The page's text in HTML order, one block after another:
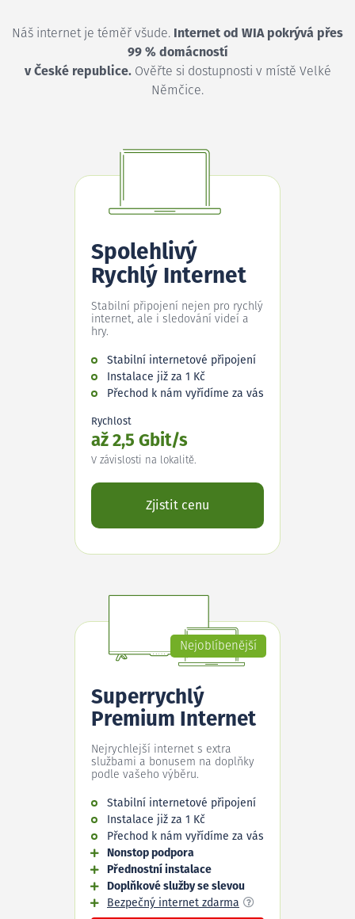
Náš internet je téměř všude. Internet od WIA pokrývá přes
99 % domácností
v České republice.Ověřte si dostupnosti v místě Velké
Němčice.
Spolehlivý
Rychlý Internet
Stabilní připojení nejen pro rychlý
internet, ale i sledování videí a
hry.
Stabilní internetové připojení
Instalace již za 1 Kč
Přechod k nám vyřídíme za vás
Rychlost
až 2,5 Gbit/s
V závislosti na lokalitě.
Zjistit cenu
Nejoblíbenější
Superrychlý
Premium Internet
Nejrychlejší internet s extra
službami a bonusem na doplňky
podle vašeho výběru.
Stabilní internetové připojení
Instalace již za 1 Kč
Přechod k nám vyřídíme za vás
Nonstop podpora
Přednostní instalace
Doplňkové služby se slevou
Bezpečný internet zdarma